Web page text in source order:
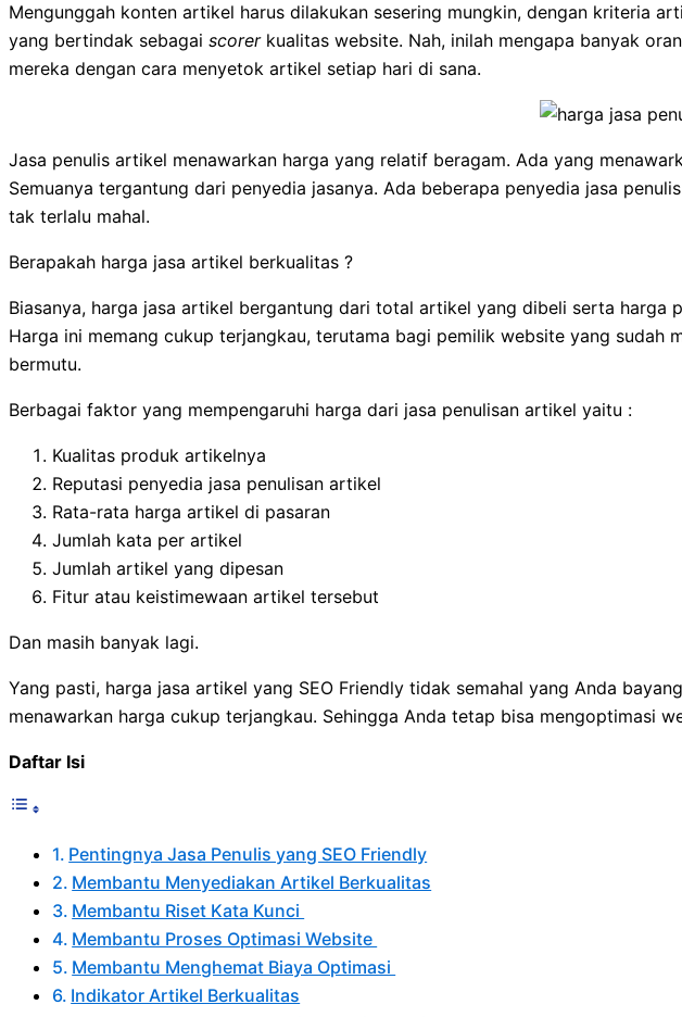
Mengunggah konten artikel harus dilakukan sesering mungkin, dengan kriteria
yang bertindak sebagai scorer kualitas website. Nah, inilah mengapa banyak
mereka dengan cara menyetok artikel setiap hari di sana.
Jasa penulis artikel menawarkan harga yang relatif beragam. Ada yang
Semuanya tergantung dari penyedia jasanya. Ada beberapa penyedia jasa
tak terlalu mahal.
Berapakah harga jasa artikel berkualitas ?
Biasanya, harga jasa artikel bergantung dari total artikel yang dibeli serta
Harga ini memang cukup terjangkau, terutama bagi pemilik website yang sudah
bermutu.
Berbagai faktor yang mempengaruhi harga dari jasa penulisan artikel yaitu :
Kualitas produk artikelnya
Reputasi penyedia jasa penulisan artikel
Rata-rata harga artikel di pasaran
Jumlah kata per artikel
Jumlah artikel yang dipesan
Fitur atau keistimewaan artikel tersebut
Dan masih banyak lagi.
Yang pasti, harga jasa artikel yang SEO Friendly tidak semahal yang Anda
menawarkan harga cukup terjangkau. Sehingga Anda tetap bisa mengoptimasi
Daftar Isi
Pentingnya Jasa Penulis yang SEO Friendly
Membantu Menyediakan Artikel Berkualitas
Membantu Riset Kata Kunci
Membantu Proses Optimasi Website
Membantu Menghemat Biaya Optimasi
Indikator Artikel Berkualitas